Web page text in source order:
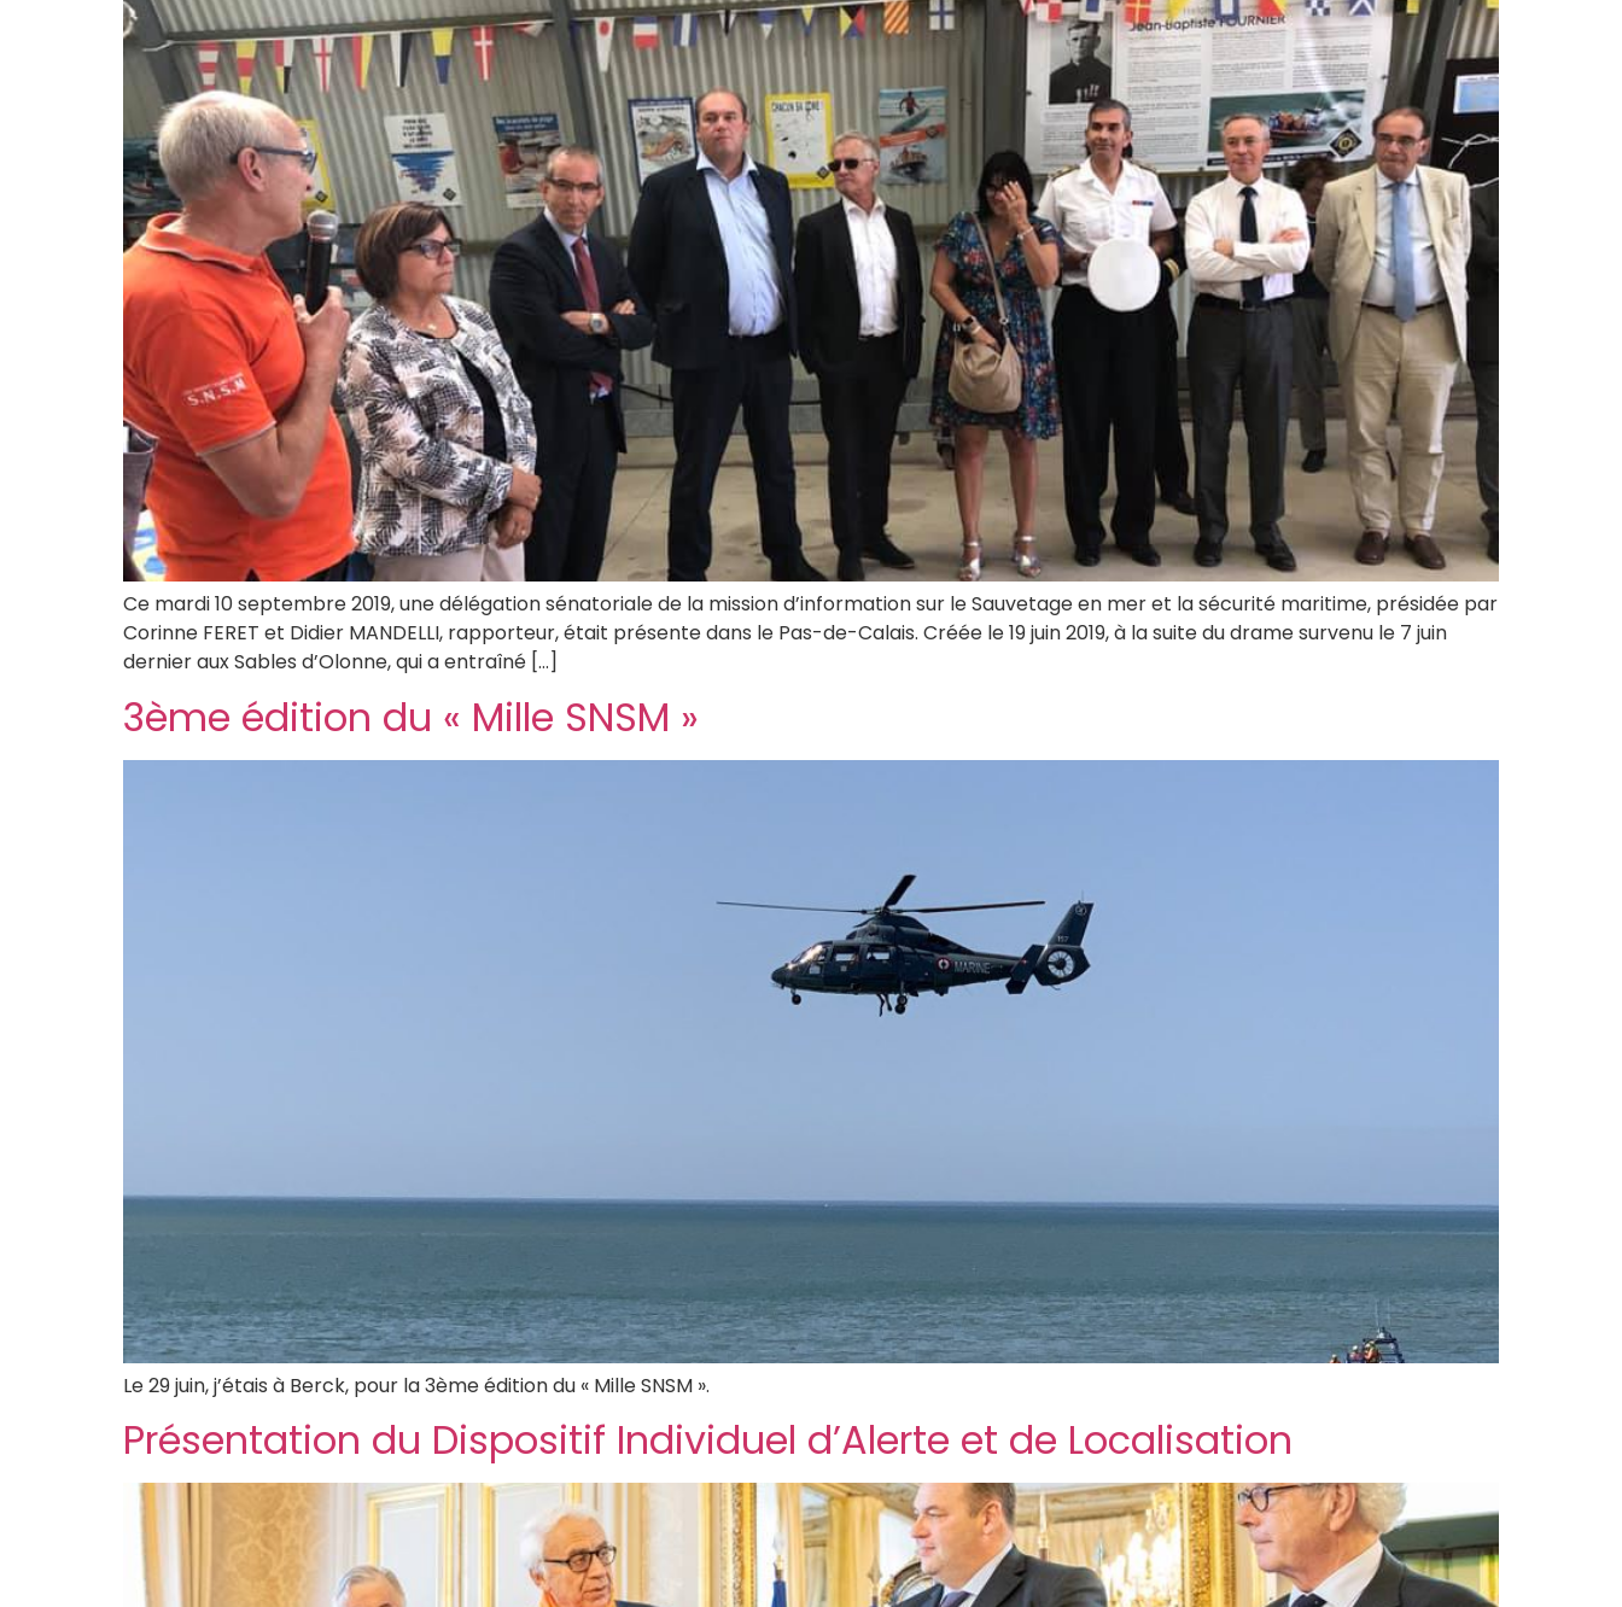
Ce mardi 10 septembre 2019, une délégation sénatoriale de la mission d’information sur le Sauvetage en mer et la sécurité maritime, présidée par
Corinne FERET et Didier MANDELLI, rapporteur, était présente dans le Pas-de-Calais. Créée le 19 juin 2019, à la suite du drame survenu le 7 juin
dernier aux Sables d’Olonne, qui a entraîné […]
3ème édition du « Mille SNSM »
Le 29 juin, j’étais à Berck, pour la 3ème édition du « Mille SNSM ».
Présentation du Dispositif Individuel d’Alerte et de Localisation